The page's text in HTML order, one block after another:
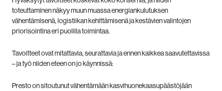
toteuttaminen näkyy muun muassa energiankulutuksen
vähentämisenä, logistiikan kehittämisenä ja kestävien valintojen
priorisointina eri puolilla toimintaa.
Tavoitteet ovat mitattavia, seurattavia ja ennen kaikkea saavutettavissa
– ja työ niiden eteen on jo käynnissä:
Presto on sitoutunut vähentämään kasvihuonekaasupäästöjään